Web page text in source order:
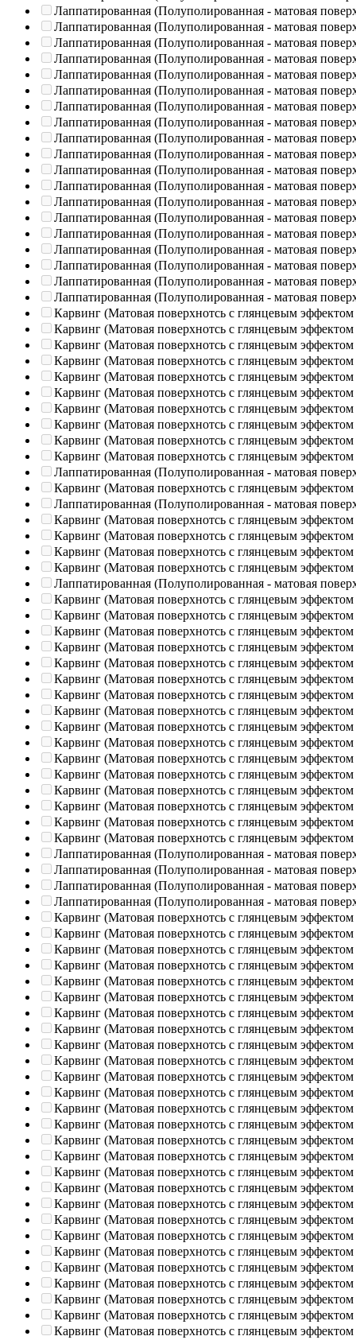
Лаппатированная (Полуполированная - матовая
Лаппатированная (Полуполированная - матовая
Лаппатированная (Полуполированная - матовая
Лаппатированная (Полуполированная - матовая
Лаппатированная (Полуполированная - матовая
Лаппатированная (Полуполированная - матовая
Лаппатированная (Полуполированная - матовая
Лаппатированная (Полуполированная - матовая
Лаппатированная (Полуполированная - матовая
Лаппатированная (Полуполированная - матовая
Лаппатированная (Полуполированная - матовая
Лаппатированная (Полуполированная - матовая
Лаппатированная (Полуполированная - матовая
Лаппатированная (Полуполированная - матовая
Лаппатированная (Полуполированная - матовая
Лаппатированная (Полуполированная - матовая
Лаппатированная (Полуполированная - матовая
Лаппатированная (Полуполированная - матовая
Лаппатированная (Полуполированная - матовая
Карвинг (Матовая поверхнотсь с глянцевым эффектом
Карвинг (Матовая поверхнотсь с глянцевым эффектом
Карвинг (Матовая поверхнотсь с глянцевым эффектом
Карвинг (Матовая поверхнотсь с глянцевым эффектом
Карвинг (Матовая поверхнотсь с глянцевым эффектом
Карвинг (Матовая поверхнотсь с глянцевым эффектом
Карвинг (Матовая поверхнотсь с глянцевым эффектом
Карвинг (Матовая поверхнотсь с глянцевым эффектом
Карвинг (Матовая поверхнотсь с глянцевым эффектом
Карвинг (Матовая поверхнотсь с глянцевым эффектом
Лаппатированная (Полуполированная - матовая
Карвинг (Матовая поверхнотсь с глянцевым эффектом
Лаппатированная (Полуполированная - матовая
Карвинг (Матовая поверхнотсь с глянцевым эффектом
Карвинг (Матовая поверхнотсь с глянцевым эффектом
Карвинг (Матовая поверхнотсь с глянцевым эффектом
Карвинг (Матовая поверхнотсь с глянцевым эффектом
Лаппатированная (Полуполированная - матовая
Карвинг (Матовая поверхнотсь с глянцевым эффектом
Карвинг (Матовая поверхнотсь с глянцевым эффектом
Карвинг (Матовая поверхнотсь с глянцевым эффектом
Карвинг (Матовая поверхнотсь с глянцевым эффектом
Карвинг (Матовая поверхнотсь с глянцевым эффектом
Карвинг (Матовая поверхнотсь с глянцевым эффектом
Карвинг (Матовая поверхнотсь с глянцевым эффектом
Карвинг (Матовая поверхнотсь с глянцевым эффектом
Карвинг (Матовая поверхнотсь с глянцевым эффектом
Карвинг (Матовая поверхнотсь с глянцевым эффектом
Карвинг (Матовая поверхнотсь с глянцевым эффектом
Карвинг (Матовая поверхнотсь с глянцевым эффектом
Карвинг (Матовая поверхнотсь с глянцевым эффектом
Карвинг (Матовая поверхнотсь с глянцевым эффектом
Карвинг (Матовая поверхнотсь с глянцевым эффектом
Карвинг (Матовая поверхнотсь с глянцевым эффектом
Лаппатированная (Полуполированная - матовая
Лаппатированная (Полуполированная - матовая
Лаппатированная (Полуполированная - матовая
Лаппатированная (Полуполированная - матовая
Карвинг (Матовая поверхнотсь с глянцевым эффектом
Карвинг (Матовая поверхнотсь с глянцевым эффектом
Карвинг (Матовая поверхнотсь с глянцевым эффектом
Карвинг (Матовая поверхнотсь с глянцевым эффектом
Карвинг (Матовая поверхнотсь с глянцевым эффектом
Карвинг (Матовая поверхнотсь с глянцевым эффектом
Карвинг (Матовая поверхнотсь с глянцевым эффектом
Карвинг (Матовая поверхнотсь с глянцевым эффектом
Карвинг (Матовая поверхнотсь с глянцевым эффектом
Карвинг (Матовая поверхнотсь с глянцевым эффектом
Карвинг (Матовая поверхнотсь с глянцевым эффектом
Карвинг (Матовая поверхнотсь с глянцевым эффектом
Карвинг (Матовая поверхнотсь с глянцевым эффектом
Карвинг (Матовая поверхнотсь с глянцевым эффектом
Карвинг (Матовая поверхнотсь с глянцевым эффектом
Карвинг (Матовая поверхнотсь с глянцевым эффектом
Карвинг (Матовая поверхнотсь с глянцевым эффектом
Карвинг (Матовая поверхнотсь с глянцевым эффектом
Карвинг (Матовая поверхнотсь с глянцевым эффектом
Карвинг (Матовая поверхнотсь с глянцевым эффектом
Карвинг (Матовая поверхнотсь с глянцевым эффектом
Карвинг (Матовая поверхнотсь с глянцевым эффектом
Карвинг (Матовая поверхнотсь с глянцевым эффектом
Карвинг (Матовая поверхнотсь с глянцевым эффектом
Карвинг (Матовая поверхнотсь с глянцевым эффектом
Карвинг (Матовая поверхнотсь с глянцевым эффектом
Карвинг (Матовая поверхнотсь с глянцевым эффектом